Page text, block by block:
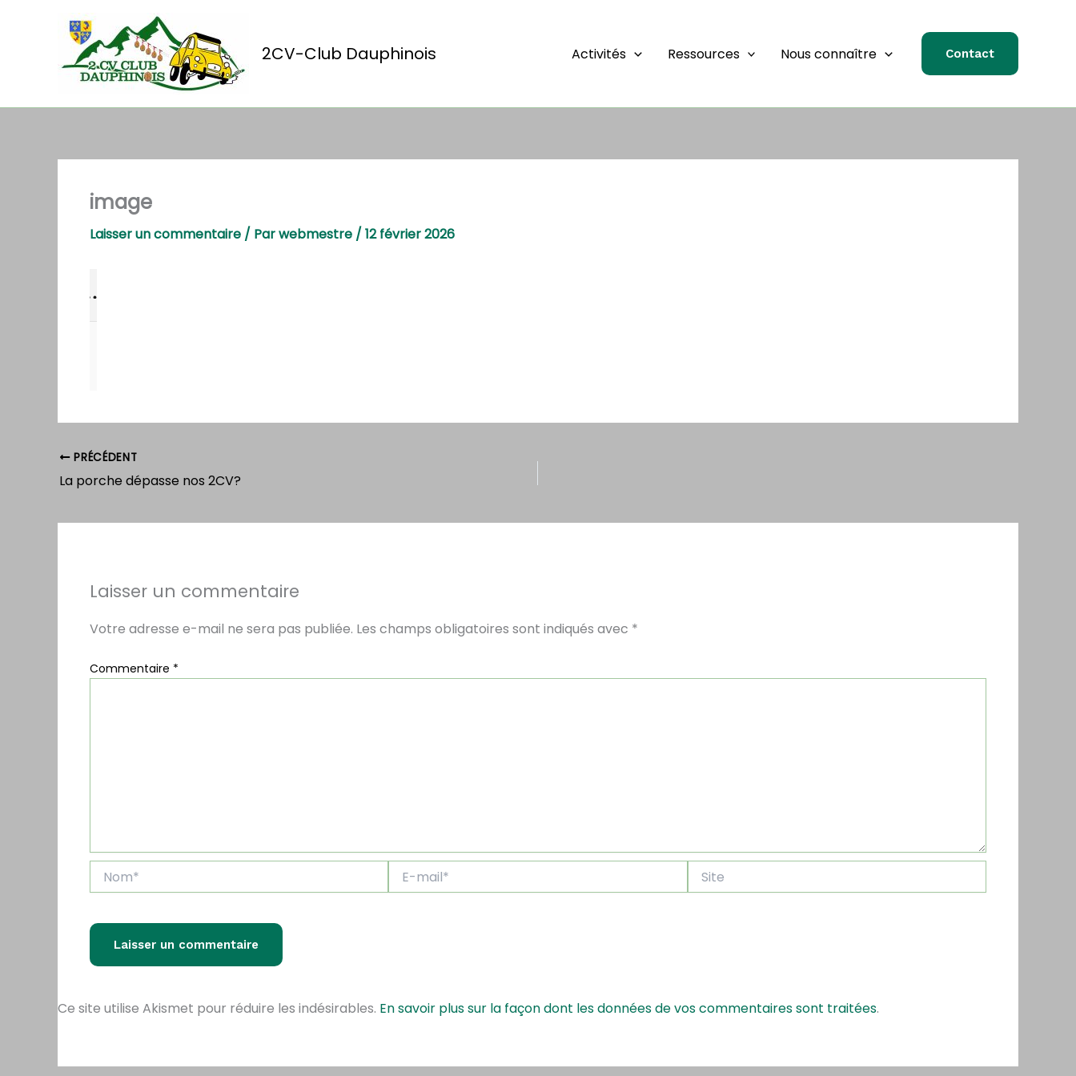
2CV-Club Dauphinois Activités Ressources Nous connaître Contact
image
Laisser un commentaire / Parwebmestre / 12 février 2026
PRÉCÉDENT
La porche dépasse nos 2CV?
Laisser un commentaire
Votre adresse e-mail ne sera pas publiée. Les champs obligatoires sont indiqués avec *
Commentaire *
mail*
Ce site utilise Akismet pour réduire les indésirables. En savoir plus sur la façon dont les données de vos commentaires sont traitées.